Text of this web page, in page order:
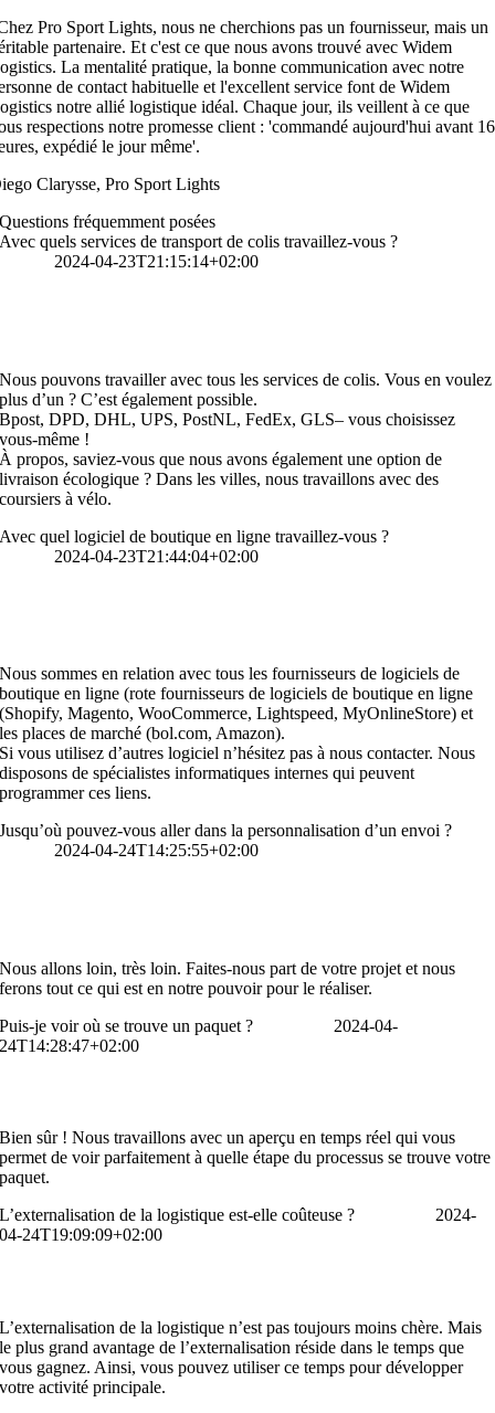
Pro Sport Lights, nous ne cherchions pas un fournisseur, mais un
partenaire. Et c'est ce que nous avons trouvé avec Widem
La mentalité pratique, la bonne communication avec notre
de contact habituelle et l'excellent service font de Widem
notre allié logistique idéal. Chaque jour, ils veillent à ce que
respections notre promesse client : 'commandé aujourd'hui avant 16
expédié le jour même'.
Clarysse, Pro Sport Lights
Questions fréquemment posées
Avec quels services de transport de colis travaillez-vous ?
2024-04-23T21:15:14+02:00
Nous pouvons travailler avec tous les services de colis. Vous en voulez
plus d’un ? C’est également possible.
Bpost, DPD, DHL, UPS, PostNL, FedEx, GLS– vous choisissez
vous-même !
À propos, saviez-vous que nous avons également une option de
livraison écologique ? Dans les villes, nous travaillons avec des
coursiers à vélo.
Avec quel logiciel de boutique en ligne travaillez-vous ?
2024-04-23T21:44:04+02:00
Nous sommes en relation avec tous les fournisseurs de logiciels de
boutique en ligne (rote fournisseurs de logiciels de boutique en ligne
(Shopify,Magento,WooCommerce,Lightspeed,MyOnlineStore) et
lesplaces de marché (bol.com, Amazon).
Si vous utilisez d’autreslogiciel n’hésitez pas à nous contacter. Nous
disposons de spécialistes informatiques internes qui peuvent
programmer ces liens.
Jusqu’où pouvez-vous aller dans la personnalisation d’un envoi ?
2024-04-24T14:25:55+02:00
Nous allons loin, très loin. Faites-nous part de votre projet et nous
ferons tout ce qui est en notre pouvoir pour le réaliser.
Puis-je voir où se trouve un paquet ?
2024-04-
24T14:28:47+02:00
Bien sûr ! Nous travaillons avec un aperçu en temps réel qui vous
permet de voir parfaitement à quelle étape du processus se trouve votre
paquet.
L’externalisation de la logistique est-elle coûteuse ?
2024-
04-24T19:09:09+02:00
L’externalisation de la logistique n’est pas toujours moins chère. Mais
le plus grand avantage de l’externalisation réside dans le temps que
vous gagnez. Ainsi, vous pouvez utiliser ce temps pour développer
votre activité principale.